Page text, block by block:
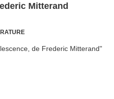
Mitterand